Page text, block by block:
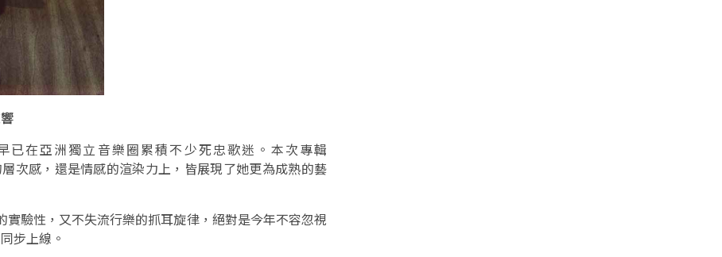
已在亞洲獨立音樂圈累積不少死忠歌迷。本次專輯
次感，還是情感的渲染力上，皆展現了她更為成熟的藝
驗性，又不失流行樂的抓耳旋律，絕對是今年不容忽視
步上線。